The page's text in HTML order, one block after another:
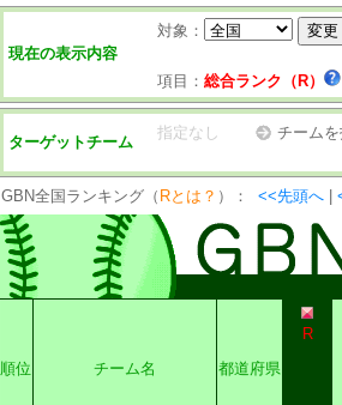
現在の表示内容
対象：
項目： 総合ランク（R）
ターゲットチーム
指定なし チーム
GBN全国ランキング（ Rとは？ ）： <<先頭へ
順位 チーム名 都道府県
R